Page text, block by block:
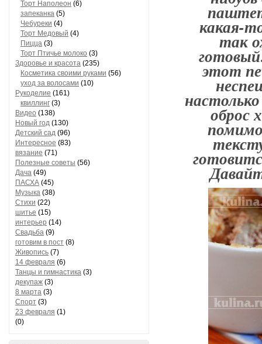
Торт Наполеон (6)
запеканка (5)
Чебуреки (4)
Торт Медовый (4)
Пицца (3)
Торт Птичье молоко (3)
Здоровье и красота (235)
Косметика своими руками (56)
уход за волосами (10)
Рукоделие (161)
квиллинг (3)
Видео (138)
Новый год (130)
Детский сад (96)
Интересное (83)
вязание (71)
Полезные советы (56)
Дача (49)
ПАСХА (45)
Музыка (38)
Стихи (22)
шитье (15)
интерьер (14)
Свадьба (9)
готовим в пост (8)
Живопись (7)
14 февраля (6)
Танцы и гимнастика (3)
декупаж (3)
8 марта (3)
Спорт (3)
23 февраля (1)
(0)
какая-
так
этот
оброс